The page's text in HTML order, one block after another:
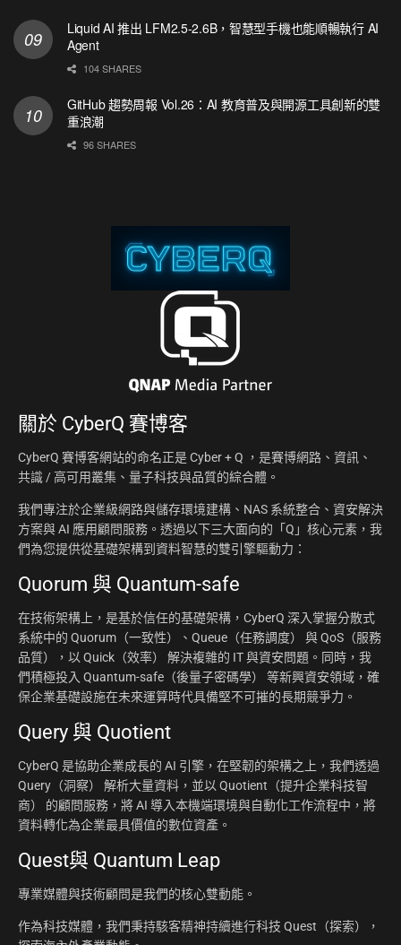
Liquid AI 推出 LFM2.5-2.6B，智慧型手機也能順暢執行 AI
Agent
104 SHARES
GitHub 趨勢周報 Vol.26：AI 教育普及與開源工具創新的雙
重浪潮
96 SHARES
關於 CyberQ 賽博客
CyberQ 賽博客網站的命名正是 Cyber + Q ，是賽博網路、資訊、
共識 / 高可用叢集、量子科技與品質的綜合體。
我們專注於企業級網路與儲存環境建構、NAS 系統整合、資安解決
方案與 AI 應用顧問服務。透過以下三大面向的「Q」核心元素，我
們為您提供從基礎架構到資料智慧的雙引擎驅動力：
Quorum 與 Quantum-safe
在技術架構上，是基於信任的基礎架構，CyberQ 深入掌握分散式
系統中的 Quorum（一致性）、Queue（任務調度） 與 QoS（服務
品質），以 Quick（效率） 解決複雜的 IT 與資安問題。同時，我
們積極投入 Quantum-safe（後量子密碼學） 等新興資安領域，確
保企業基礎設施在未來運算時代具備堅不可摧的長期競爭力。
Query 與 Quotient
CyberQ 是協助企業成長的 AI 引擎，在堅韌的架構之上，我們透過
Query（洞察） 解析大量資料，並以 Quotient（提升企業科技智
商） 的顧問服務，將 AI 導入本機端環境與自動化工作流程中，將
資料轉化為企業最具價值的數位資產。
Quest與 Quantum Leap
專業媒體與技術顧問是我們的核心雙動能。
作為科技媒體，我們秉持駭客精神持續進行科技 Quest（探索），